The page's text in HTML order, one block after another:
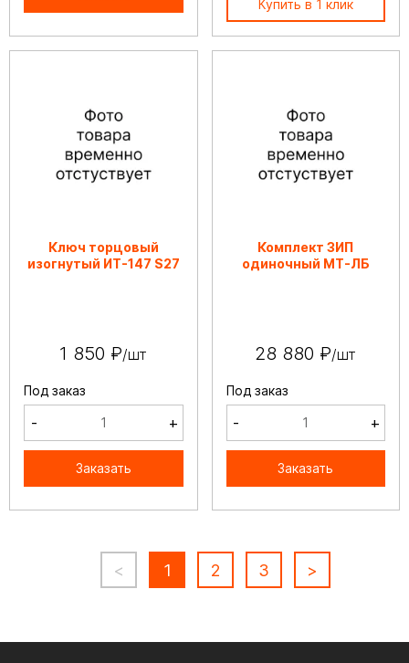
Купить в 1 клик
Ключ торцовый
изогнутый ИТ-147 S27
1 850 ₽/шт
Под заказ
- +
Заказать
Комплект ЗИП
одиночный МТ-ЛБ
28 880 ₽/шт
Под заказ
- +
Заказать
< 1 2 3 >